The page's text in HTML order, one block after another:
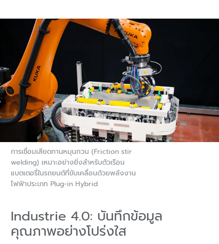
การเชื่อมเสียดทานหมุนกวน (Friction stir
welding) เหมาะอย่างยิ่งสำหรับตัวเรือน
แบตเตอรี่ในรถยนต์ที่ขับเคลื่อนด้วยพลังงาน
ไฟฟ้าประเภท Plug-in Hybrid
Industrie 4.0: บันทึกข้อมูล
คุณภาพอย่างโปร่งใส